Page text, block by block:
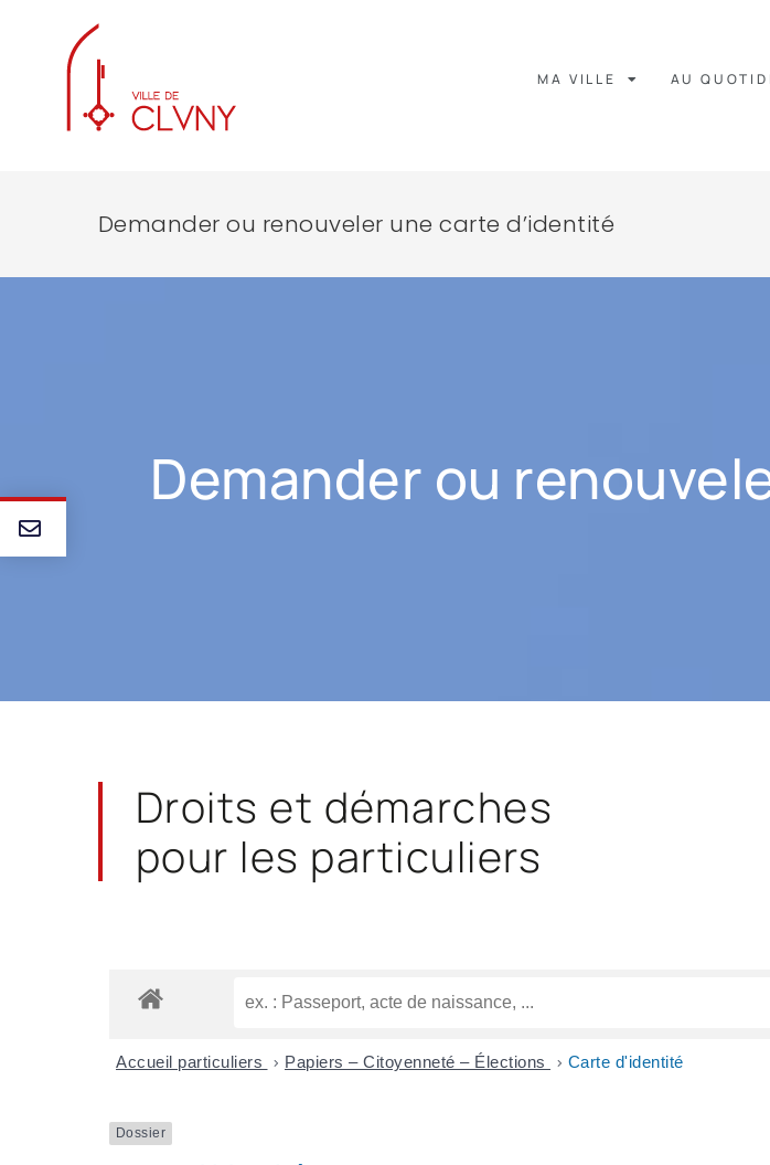
MA VILLE AU
Demander ou renouveler une carte d’identité
Demander ou
Droits et démarches
pour les particuliers
Accueil particuliers > Papiers – Citoyenneté – Élections > Carte d'identité
Dossier